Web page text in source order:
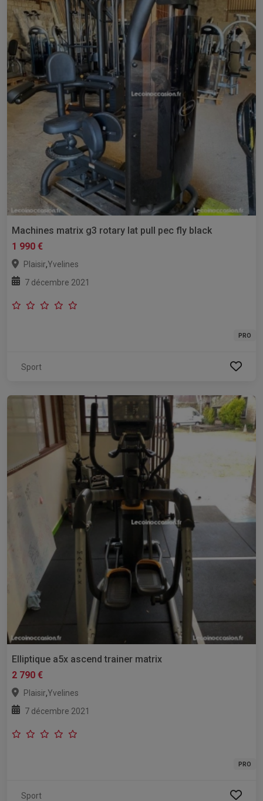
Machines matrix g3 rotary lat pull pec fly black
1 990 €
Plaisir,Yvelines
7 décembre 2021
PRO
Sport
Elliptique a5x ascend trainer matrix
2 790 €
Plaisir,Yvelines
7 décembre 2021
PRO
Sport